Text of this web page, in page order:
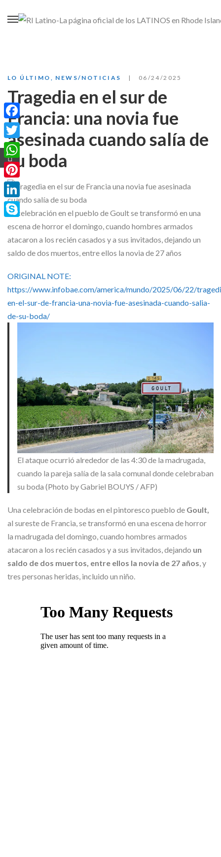
LO ÚLTIMO NEWS/NOTICIAS 06/24/2025
Tragedia en el sur de
Francia: una novia fue
asesinada cuando salía de
su boda
La celebración en el pueblo de Goult se transformó en una
escena de horror el domingo, cuando hombres armados
atacaron a los recién casados y a sus invitados, dejando un
saldo de dos muertos, entre ellos la novia de 27 años
ORIGINAL NOTE:
https://www.infobae.com/america/mundo/2025/06/22/
en-el-sur-de-francia-una-novia-fue-asesinada-cuando-salia-
de-su-boda/
El ataque ocurrió alrededor de las 4:30 de la madrugada,
cuando la pareja salía de la sala comunal donde celebraban
su boda (Photo by Gabriel BOUYS / AFP)
Una celebración de bodas en el pintoresco pueblo de Goult,
al sureste de Francia, se transformó en una escena de horror
la madrugada del domingo, cuando hombres armados
atacaron a los recién casados y a sus invitados, dejando un
saldo de dos muertos, entre ellos la novia de 27 años, y
tres personas heridas, incluido un niño.
Facebook
Twitter
WhatsApp
Pinterest
LinkedIn
Skype